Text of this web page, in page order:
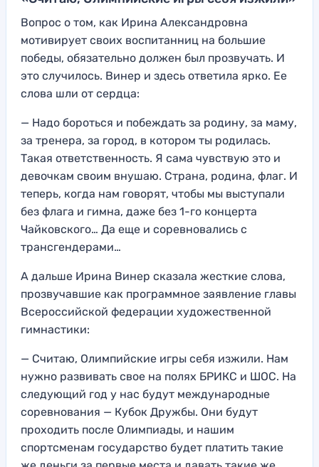
Вопрос о том, как Ирина Александровна
мотивирует своих воспитанниц на большие
победы, обязательно должен был прозвучать. И
это случилось. Винер и здесь ответила ярко. Ее
слова шли от сердца:
— Надо бороться и побеждать за родину, за маму,
за тренера, за город, в котором ты родилась.
Такая ответственность. Я сама чувствую это и
девочкам своим внушаю. Страна, родина, флаг. И
теперь, когда нам говорят, чтобы мы выступали
без флага и гимна, даже без 1-го концерта
Чайковского… Да еще и соревновались с
трансгендерами…
А дальше Ирина Винер сказала жесткие слова,
прозвучавшие как программное заявление главы
Всероссийской федерации художественной
гимнастики:
— Считаю, Олимпийские игры себя изжили. Нам
нужно развивать свое на полях БРИКС и ШОС. На
следующий год у нас будут международные
соревнования — Кубок Дружбы. Они будут
проходить после Олимпиады, и нашим
спортсменам государство будет платить такие